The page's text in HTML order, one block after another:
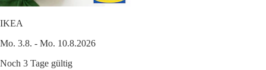
IKEA
Mo. 3.8. - Mo. 10.8.2026
Noch 3 Tage gültig